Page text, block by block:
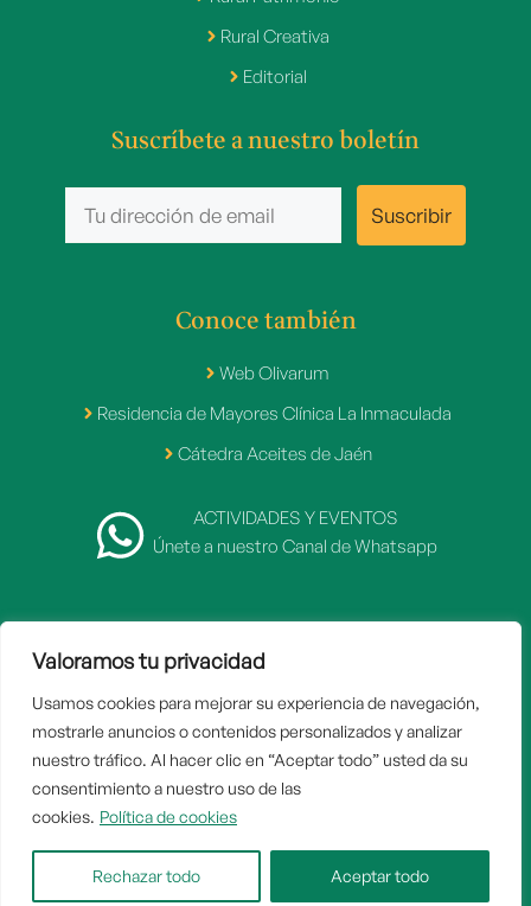
Valoramos tu privacidad
Usamos cookies para mejorar su experiencia de navegación,
mostrarle anuncios o contenidos personalizados y analizar
nuestro tráfico. Al hacer clic en “Aceptar todo” usted da su
consentimiento a nuestro uso de las
cookies. Política de cookies
Rechazar todo Aceptar todo
Rural Creativa
Editorial
Suscríbete a nuestro boletín
Conoce también
Web Olivarum
Residencia de Mayores Clínica La Inmaculada
Cátedra Aceites de Jaén
ACTIVIDADES Y EVENTOS
Únete a nuestro Canal de Whatsapp
2007 - 2026 © Fundación Caja Rural de Jaén
Inicio
Aviso legal
Politica de privacidad